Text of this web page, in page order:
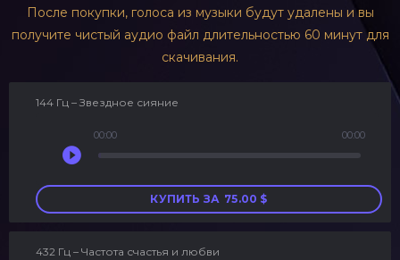
После покупки, голоса из музыки будут удалены и вы
получите чистый аудио файл длительностью 60 минут для
скачивания.
144 Гц – Звездное сияние
Аудиоплеер
00:00 00:00
КУПИТЬ ЗА 75.00 $
432 Гц – Частота счастья и любви